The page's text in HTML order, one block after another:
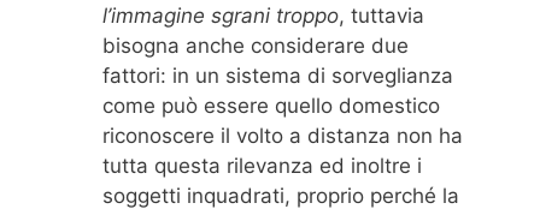
l’immagine sgrani troppo, tuttavia
bisogna anche considerare due
fattori: in un sistema di sorveglianza
come può essere quello domestico
riconoscere il volto a distanza non ha
tutta questa rilevanza ed inoltre i
soggetti inquadrati, proprio perché la